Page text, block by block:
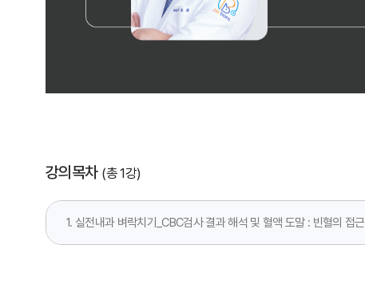
강의목차 (총 1강)
1. 실전내과 벼락치기_CBC검사 결과 해석 및 혈액 도말 : 빈혈의 접근